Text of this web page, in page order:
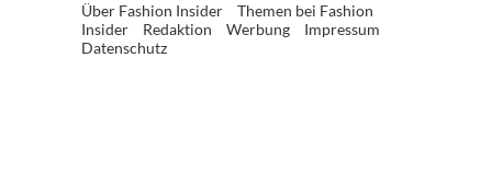
Über Fashion Insider
Themen bei Fashion
Insider
Redaktion Werbung
Impressum
Datenschutz